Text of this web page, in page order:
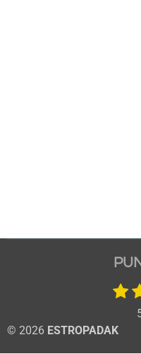
l
1
s
2
e
© 2026 ESTROPADAK